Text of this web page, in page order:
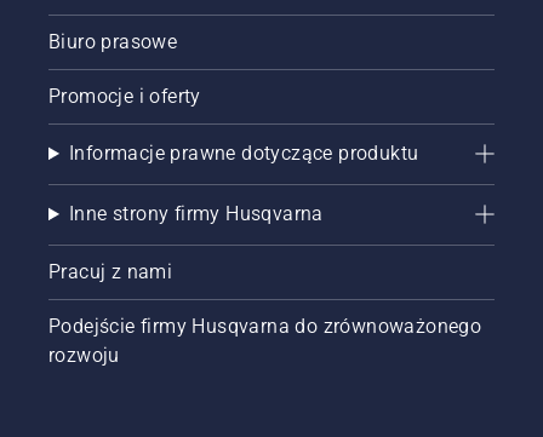
Biuro prasowe
Promocje i oferty
Informacje prawne dotyczące produktu
Inne strony firmy Husqvarna
Pracuj z nami
Podejście firmy Husqvarna do zrównoważonego
rozwoju